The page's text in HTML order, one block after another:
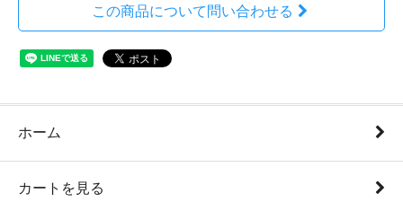
この商品について問い合わせる
ホーム
カートを見る